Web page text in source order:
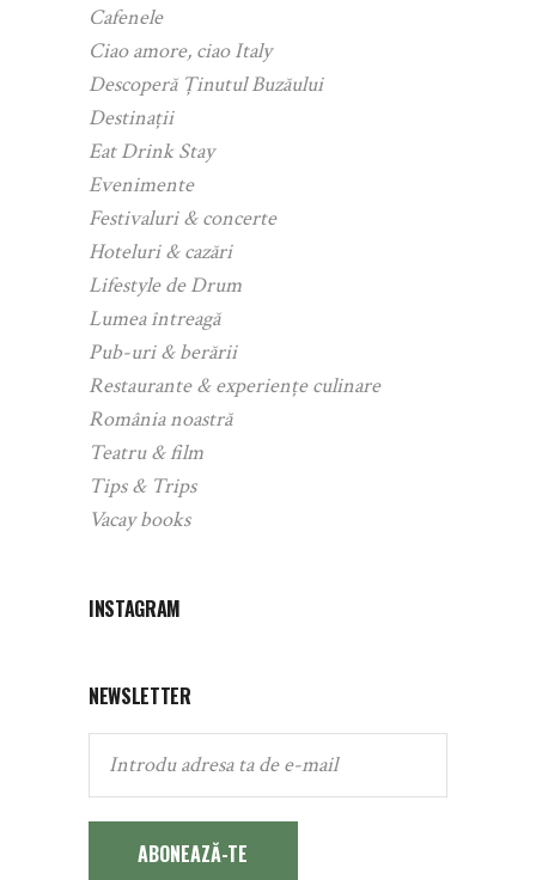
Cafenele
Ciao amore, ciao Italy
Descoperă Ținutul Buzăului
Destinații
Eat Drink Stay
Evenimente
Festivaluri & concerte
Hoteluri & cazări
Lifestyle de Drum
Lumea întreagă
Pub-uri & berării
Restaurante & experiențe culinare
România noastră
Teatru & film
Tips & Trips
Vacay books
INSTAGRAM
NEWSLETTER
ABONEAZĂ-TE